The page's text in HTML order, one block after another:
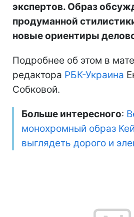
экспертов. Образ
продуманной
новые ориентиры
Подробнее об этом в
редактора РБК-Украина
Собковой.
Больше интересного:
монохромный образ
выглядеть дорого и